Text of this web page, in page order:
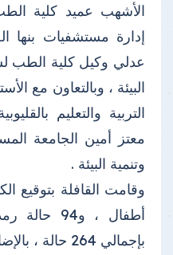
الأشهب عميد كلية
إدارة مستشفيات بنها
عدلي وكيل كلية الطب
البيئة ، وبالتعاون مع
التربية والتعليم
معتز أمين الجامعة
وتنمية البيئة .
بإجمالي 264